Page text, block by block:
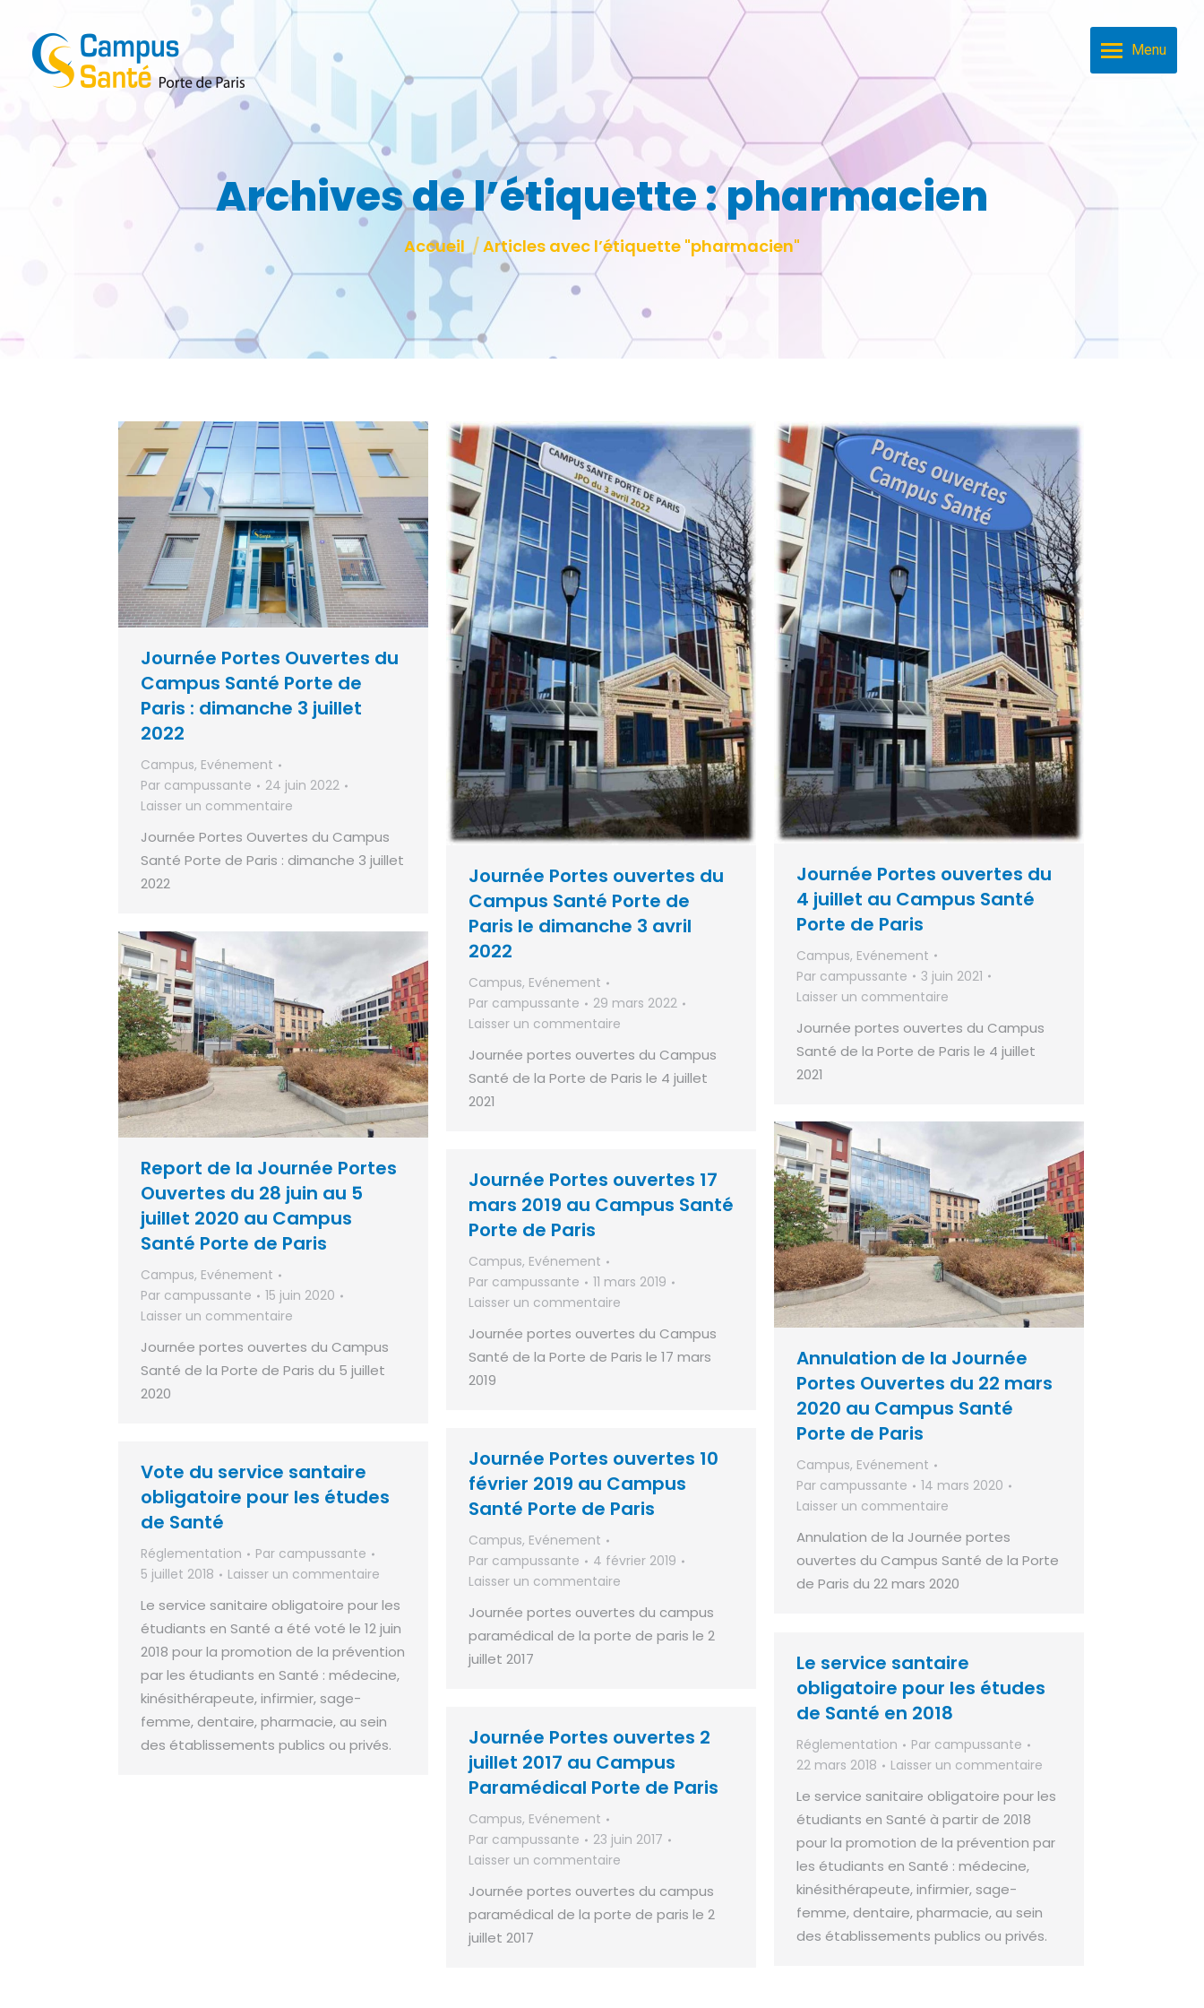
Menu
Archives de l’étiquette :pharmacien
Vous êtes ici :
Accueil Articles avec l’étiquette "pharmacien"
Journée Portes Ouvertes du
Campus Santé Porte de
Paris : dimanche 3 juillet
2022
Campus, Evénement
Par campussante
24 juin 2022
Laisser un commentaire
Journée Portes Ouvertes du Campus
Santé Porte de Paris : dimanche 3 juillet
2022
Journée Portes ouvertes du
Campus Santé Porte de
Paris le dimanche 3 avril
2022
Campus, Evénement
Par campussante
29 mars 2022
Laisser un commentaire
Journée portes ouvertes du Campus
Santé de la Porte de Paris le 4 juillet
2021
Journée Portes ouvertes du
4 juillet au Campus Santé
Porte de Paris
Campus, Evénement
Par campussante
3 juin 2021
Laisser un commentaire
Journée portes ouvertes du Campus
Santé de la Porte de Paris le 4 juillet
2021
Report de la Journée Portes
Ouvertes du 28 juin au 5
juillet 2020 au Campus
Santé Porte de Paris
Campus, Evénement
Par campussante
15 juin 2020
Laisser un commentaire
Journée portes ouvertes du Campus
Santé de la Porte de Paris du 5 juillet
2020
Annulation de la Journée
Portes Ouvertes du 22 mars
2020 au Campus Santé
Porte de Paris
Campus, Evénement
Par campussante
14 mars 2020
Laisser un commentaire
Annulation de la Journée portes
ouvertes du Campus Santé de la Porte
de Paris du 22 mars 2020
Journée Portes ouvertes 17
mars 2019 au Campus Santé
Porte de Paris
Campus, Evénement
Par campussante
11 mars 2019
Laisser un commentaire
Journée portes ouvertes du Campus
Santé de la Porte de Paris le 17 mars
2019
Journée Portes ouvertes 10
février 2019 au Campus
Santé Porte de Paris
Campus, Evénement
Par campussante
4 février 2019
Laisser un commentaire
Journée portes ouvertes du campus
paramédical de la porte de paris le 2
juillet 2017
Vote du service santaire
obligatoire pour les études
de Santé
Réglementation Par campussante
5 juillet 2018
Laisser un commentaire
Le service sanitaire obligatoire pour les
étudiants en Santé a été voté le 12 juin
2018 pour la promotion de la prévention
par les étudiants en Santé : médecine,
kinésithérapeute, infirmier, sage-
femme, dentaire, pharmacie, au sein
des établissements publics ou privés.
Le service santaire
obligatoire pour les études
de Santé en 2018
Réglementation Par campussante
22 mars 2018
Laisser un commentaire
Le service sanitaire obligatoire pour les
étudiants en Santé à partir de 2018
pour la promotion de la prévention par
les étudiants en Santé : médecine,
kinésithérapeute, infirmier, sage-
femme, dentaire, pharmacie, au sein
des établissements publics ou privés.
Journée Portes ouvertes 2
juillet 2017 au Campus
Paramédical Porte de Paris
Campus, Evénement
Par campussante
23 juin 2017
Laisser un commentaire
Journée portes ouvertes du campus
paramédical de la porte de paris le 2
juillet 2017